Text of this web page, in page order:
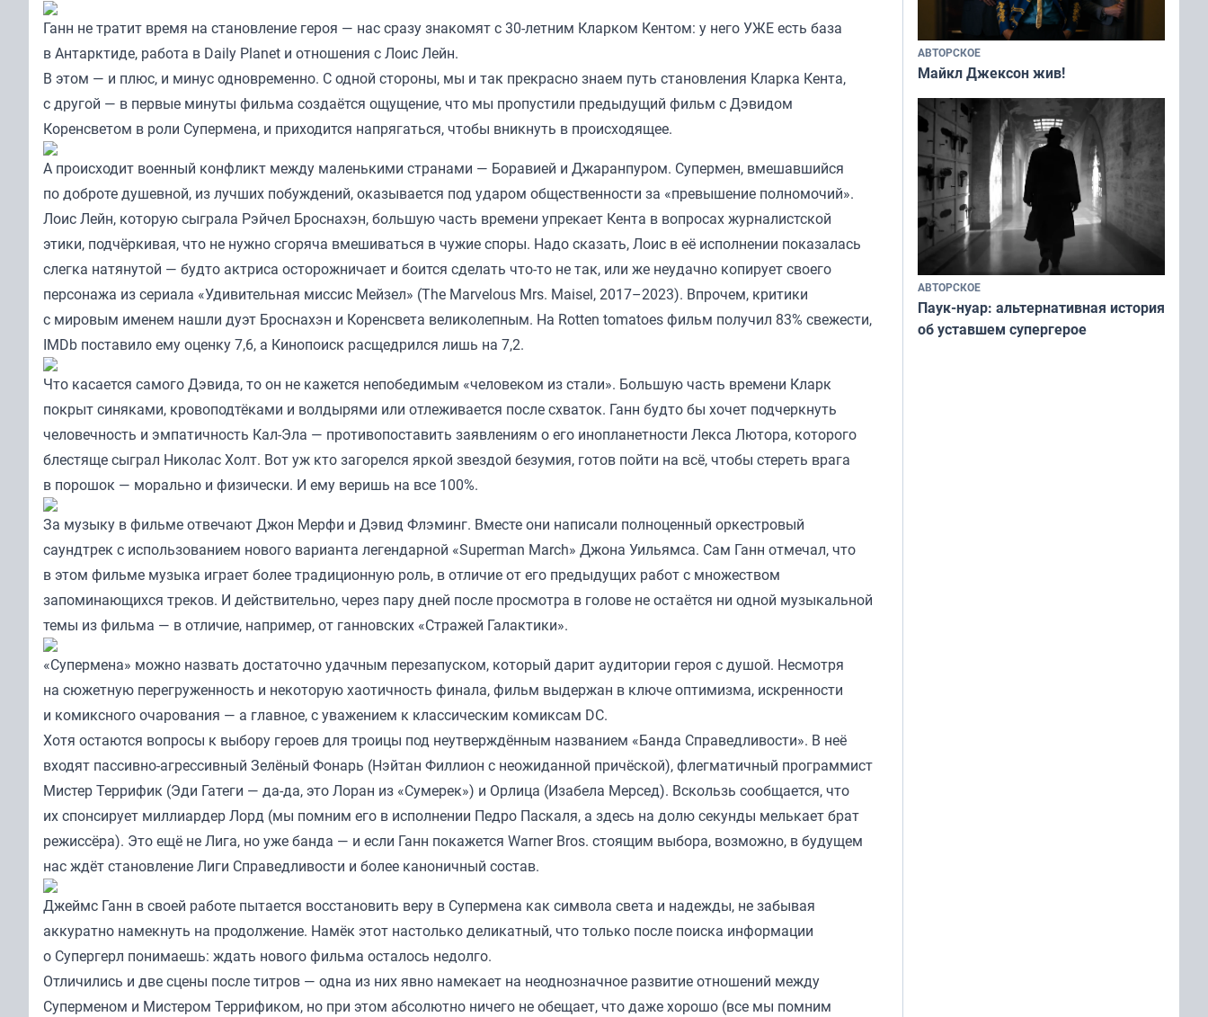
Ганн не тратит время на становление героя — нас сразу знакомят с 30-летним Кларком Кентом: у него УЖЕ есть база
в Антарктиде, работа в Daily Planet и отношения с Лоис Лейн.
В этом — и плюс, и минус одновременно. С одной стороны, мы и так прекрасно знаем путь становления Кларка Кента,
с другой — в первые минуты фильма создаётся ощущение, что мы пропустили предыдущий фильм с Дэвидом
Коренсветом в роли Супермена, и приходится напрягаться, чтобы вникнуть в происходящее.
А происходит военный конфликт между маленькими странами — Боравией и Джаранпуром. Супермен, вмешавшийся
по доброте душевной, из лучших побуждений, оказывается под ударом общественности за «превышение полномочий».
Лоис Лейн, которую сыграла Рэйчел Броснахэн, большую часть времени упрекает Кента в вопросах журналистской
этики, подчёркивая, что не нужно сгоряча вмешиваться в чужие споры. Надо сказать, Лоис в её исполнении показалась
слегка натянутой — будто актриса осторожничает и боится сделать что-то не так, или же неудачно копирует своего
персонажа из сериала «Удивительная миссис Мейзел» (The Marvelous Mrs. Maisel, 2017–2023). Впрочем, критики
с мировым именем нашли дуэт Броснахэн и Коренсвета великолепным. На Rotten tomatoes фильм получил 83% свежести,
IMDb поставило ему оценку 7,6, а Кинопоиск расщедрился лишь на 7,2.
Что касается самого Дэвида, то он не кажется непобедимым «человеком из стали». Большую часть времени Кларк
покрыт синяками, кровоподтёками и волдырями или отлеживается после схваток. Ганн будто бы хочет подчеркнуть
человечность и эмпатичность Кал-Эла — противопоставить заявлениям о его инопланетности Лекса Лютора, которого
блестяще сыграл Николас Холт. Вот уж кто загорелся яркой звездой безумия, готов пойти на всё, чтобы стереть врага
в порошок — морально и физически. И ему веришь на все 100%.
За музыку в фильме отвечают Джон Мерфи и Дэвид Флэминг. Вместе они написали полноценный оркестровый
саундтрек с использованием нового варианта легендарной «Superman March» Джона Уильямса. Сам Ганн отмечал, что
в этом фильме музыка играет более традиционную роль, в отличие от его предыдущих работ с множеством
запоминающихся треков. И действительно, через пару дней после просмотра в голове не остаётся ни одной музыкальной
темы из фильма — в отличие, например, от ганновских «Стражей Галактики».
«Супермена» можно назвать достаточно удачным перезапуском, который дарит аудитории героя с душой. Несмотря
на сюжетную перегруженность и некоторую хаотичность финала, фильм выдержан в ключе оптимизма, искренности
и комиксного очарования — а главное, с уважением к классическим комиксам DC.
Хотя остаются вопросы к выбору героев для троицы под неутверждённым названием «Банда Справедливости». В неё
входят пассивно-агрессивный Зелёный Фонарь (Нэйтан Филлион с неожиданной причёской), флегматичный программист
Мистер Террифик (Эди Гатеги — да-да, это Лоран из «Сумерек») и Орлица (Изабела Мерсед). Вскользь сообщается, что
их спонсирует миллиардер Лорд (мы помним его в исполнении Педро Паскаля, а здесь на долю секунды мелькает брат
режиссёра). Это ещё не Лига, но уже банда — и если Ганн покажется Warner Bros. стоящим выбора, возможно, в будущем
нас ждёт становление Лиги Справедливости и более каноничный состав.
Джеймс Ганн в своей работе пытается восстановить веру в Супермена как символа света и надежды, не забывая
аккуратно намекнуть на продолжение. Намёк этот настолько деликатный, что только после поиска информации
о Супергерл понимаешь: ждать нового фильма осталось недолго.
Отличились и две сцены после титров — одна из них явно намекает на неоднозначное развитие отношений между
Суперменом и Мистером Террификом, но при этом абсолютно ничего не обещает, что даже хорошо (все мы помним
АВТОРСКОЕ
Майкл Джексон жив!
АВТОРСКОЕ
Паук-нуар: альтернативная история
об уставшем супергерое